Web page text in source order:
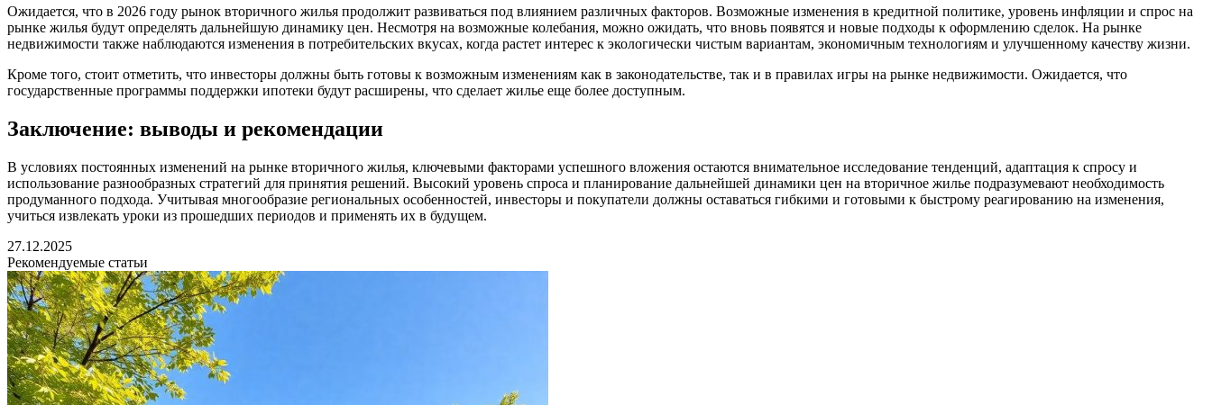
Ожидается, что в 2026 году рынок вторичного жилья продолжит развиваться под влиянием различных факторов. Возможные изменения в кредитной политике, уровень инфляции и спрос на
рынке жилья будут определять дальнейшую динамику цен. Несмотря на возможные колебания, можно ожидать, что вновь появятся и новые подходы к оформлению сделок. На рынке
недвижимости также наблюдаются изменения в потребительских вкусах, когда растет интерес к экологически чистым вариантам, экономичным технологиям и улучшенному качеству жизни.
Кроме того, стоит отметить, что инвесторы должны быть готовы к возможным изменениям как в законодательстве, так и в правилах игры на рынке недвижимости. Ожидается, что
государственные программы поддержки ипотеки будут расширены, что сделает жилье еще более доступным.
Заключение: выводы и рекомендации
В условиях постоянных изменений на рынке вторичного жилья, ключевыми факторами успешного вложения остаются внимательное исследование тенденций, адаптация к спросу и
использование разнообразных стратегий для принятия решений. Высокий уровень спроса и планирование дальнейшей динамики цен на вторичное жилье подразумевают необходимость
продуманного подхода. Учитывая многообразие региональных особенностей, инвесторы и покупатели должны оставаться гибкими и готовыми к быстрому реагированию на изменения,
учиться извлекать уроки из прошедших периодов и применять их в будущем.
27.12.2025
Рекомендуемые статьи